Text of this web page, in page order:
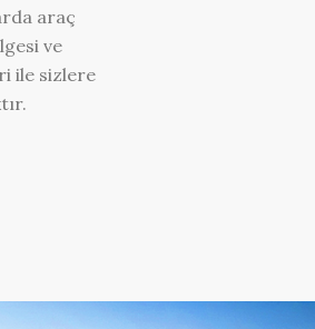
araç
ve
ile sizlere